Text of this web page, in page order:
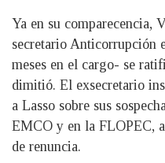
Ya en su comparecencia,
secretario Anticorrupción
meses en el cargo- se
dimitió. El exsecretario
a Lasso sobre sus
EMCO y en la FLOPEC,
de renuncia.